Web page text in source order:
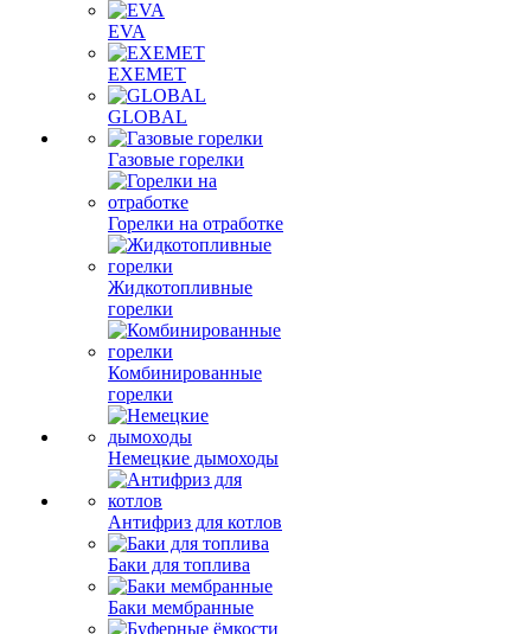
EVA
EXEMET
GLOBAL
Газовые горелки
Горелки на отработке
Жидкотопливные
горелки
Комбинированные
горелки
Немецкие дымоходы
Антифриз для котлов
Баки для топлива
Баки мембранные